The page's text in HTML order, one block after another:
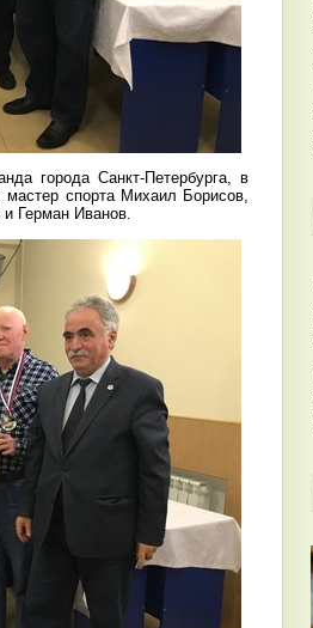
города Санкт-Петербурга, в
мастер спорта Михаил Борисов,
Герман Иванов.